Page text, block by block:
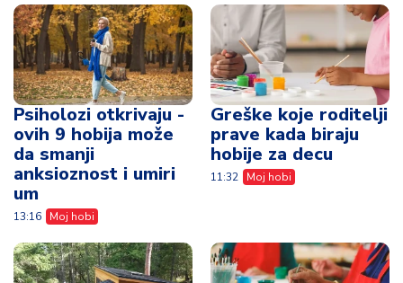
Psiholozi otkrivaju -
ovih 9 hobija može
da smanji
anksioznost i umiri
um
13:16 Moj hobi
Greške koje roditelji
prave kada biraju
hobije za decu
11:32 Moj hobi